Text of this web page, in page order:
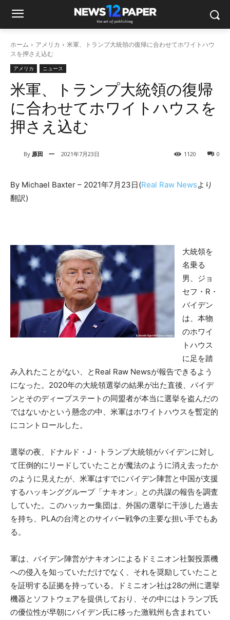
ホーム アメリカ
米軍、トランプ大統領の復帰に合わせてホワイトハウ
スを押さえ込む
アメリカ ニュース
米軍、トランプ大統領の復帰
に合わせてホワイトハウスを
押さえ込む
By 原田 一 2021年7月23日 0
1120
By Michael Baxter – 2021年7月23日(Real Raw Newsより
翻訳)
大統領を
名乗る
男、ジョ
セフ・R・
バイデン
は、本物
のホワイ
トハウス
に足を踏
み入れたことがない、とReal Raw Newsが報告できるよう
になった。2020年の大統領選挙の結果が出た直後、バイデ
ンとそのディープステートの同盟者が本当に選挙を盗んだの
ではないかという懸念の中、米軍はホワイトハウスを暫定的
にコントロールした。
選挙の夜、ドナルド・J・トランプ大統領がバイデンに対し
て圧倒的にリードしていたことが魔法のように消え去ったか
のように見えたが、米軍はすでにバイデン陣営と中国が支援
するハッキンググループ「ナキオン」との共謀の報告を調査
していた。このハッカー集団は、外国の選挙に干渉した過去
を持ち、PLAの台湾とのサイバー戦争の主要な担い手でもあ
る。
軍は、バイデン陣営がナキオンによるドミニオン社製投票機
への侵入を知っていただけでなく、それを奨励していたこと
を証明する証拠を持っている。ドミニオン社は28の州に選挙
機器とソフトウェアを提供しており、その中にはトランプ氏
の優位性が早朝にバイデン氏に移った激戦州も含まれてい